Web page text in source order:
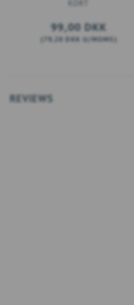
KORT
99,00 DKK
79,20 DKK U/MOMS
REVIEWS